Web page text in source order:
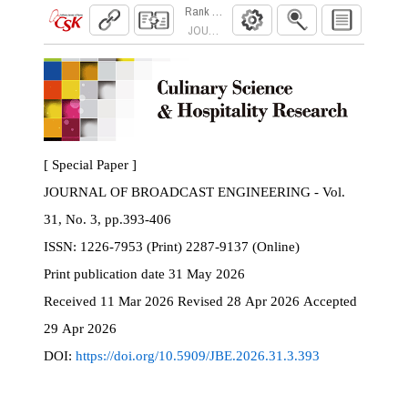
Rank Order Filter 기반 G-PCC 화면 내 속
JOURNAL OF BROADCAST ENGINEERING.
[ Special Paper ]
JOURNAL OF BROADCAST ENGINEERING - Vol.
31, No. 3, pp.393-406
ISSN:
1226-7953 (Print) 2287-9137 (Online)
Print publication date 31 May 2026
Received 11 Mar 2026 Revised 28 Apr 2026 Accepted
29 Apr 2026
DOI: https://doi.org/10.5909/JBE.2026.31.3.393